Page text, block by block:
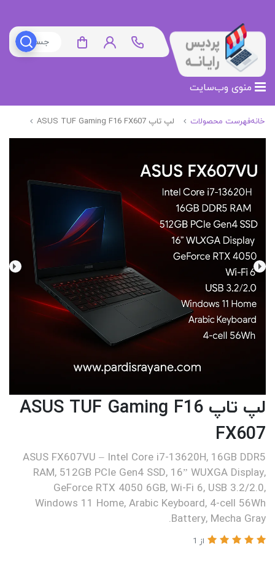
خانهفهرست محصولات لپ تاپ ASUS TUF Gaming F16 FX607
لپ تاپ ASUS TUF Gaming F16
FX607
ASUS FX607VU – Intel Core i7-13620H, 16GB DDR5
RAM, 512GB PCIe Gen4 SSD, 16” WUXGA Display,
GeForce RTX 4050 6GB, Wi-Fi 6, USB 3.2/2.0,
Windows 11 Home, Arabic Keyboard, 4-cell 56Wh
Battery, Mecha Gray.
از 1